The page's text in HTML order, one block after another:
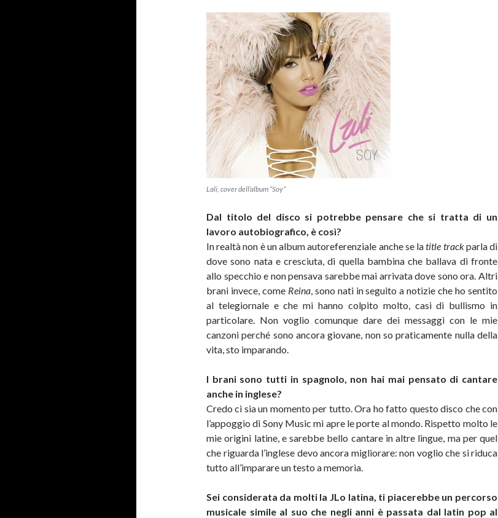
Lali, cover dell’album “Soy”
Dal titolo del disco si potrebbe pensare che si tratta di un
lavoro autobiografico, è così?
In realtà non è un album autoreferenziale anche se latitle trackparla di
dove sono nata e cresciuta, di quella bambina che ballava di fronte
allo specchio e non pensava sarebbe mai arrivata dove sono ora. Altri
brani invece, come Reina, sono nati in seguito a notizie che ho sentito
al telegiornale e che mi hanno colpito molto, casi di bullismo in
particolare. Non voglio comunque dare dei messaggi con le mie
canzoni perché sono ancora giovane, non so praticamente nulla della
vita, sto imparando.
I brani sono tutti in spagnolo, non hai mai pensato di cantare
anche in inglese?
Credo ci sia un momento per tutto. Ora ho fatto questo disco che con
l’appoggio di Sony Music mi apre le porte al mondo. Rispetto molto le
mie origini latine, e sarebbe bello cantare in altre lingue, ma per quel
che riguarda l’inglese devo ancora migliorare: non voglio che si riduca
tutto all’imparare un testo a memoria.
Sei considerata da molti la JLo latina, ti piacerebbe un percorso
musicale simile al suo che negli anni è passata dal latin pop al